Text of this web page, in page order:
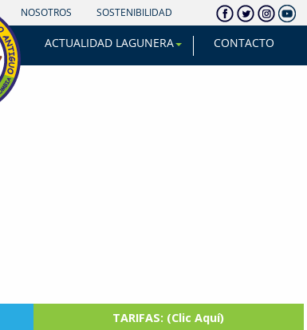
NOSOTROS SOSTENIBILIDAD
ACTUALIDAD LAGUNERA CONTACTO
TARIFAS: (Clic Aquí)